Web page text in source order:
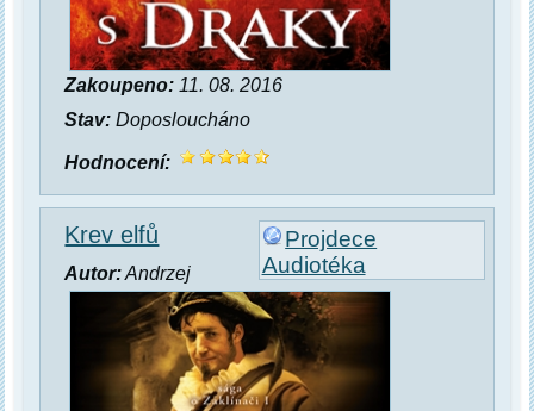
Zakoupeno: 11. 08. 2016
Stav: Doposloucháno
Hodnocení:
Projdece
Audiotéka
Krev elfů
Autor:Andrzej